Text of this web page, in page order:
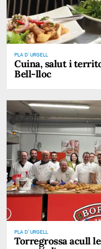
PLA D' URGELL
Cuina, salut i
Bell-lloc
PLA D' URGELL
Torregrossa acull